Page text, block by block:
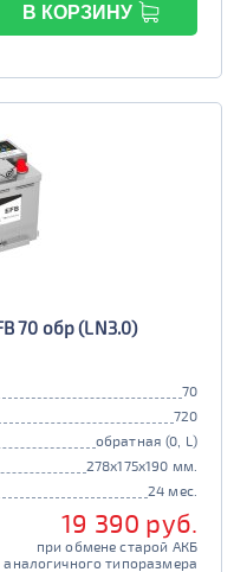
В КОРЗИНУ
70 обр (LN3.0)
70
720
обратная (0, L)
278x175x190 мм.
24 мес.
19 390 руб.
при обмене старой АКБ
аналогичного типоразмера